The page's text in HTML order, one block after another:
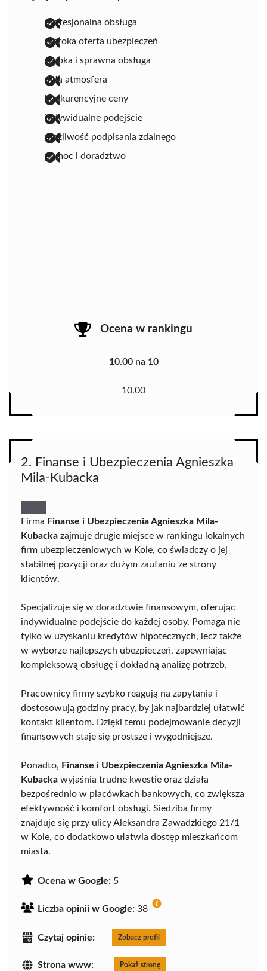
profesjonalna obsługa
szeroka oferta ubezpieczeń
szybka i sprawna obsługa
miła atmosfera
konkurencyjne ceny
indywidualne podejście
możliwość podpisania zdalnego
pomoc i doradztwo
Ocena w rankingu
10.00 na 10
10.00
2. Finanse i Ubezpieczenia Agnieszka
Mila-Kubacka
Firma Finanse i Ubezpieczenia Agnieszka Mila-
Kubacka zajmuje drugie miejsce w rankingu lokalnych
firm ubezpieczeniowych w Kole, co świadczy o jej
stabilnej pozycji oraz dużym zaufaniu ze strony
klientów.
Specjalizuje się w doradztwie finansowym, oferując
indywidualne podejście do każdej osoby. Pomaga nie
tylko w uzyskaniu kredytów hipotecznych, lecz także
w wyborze najlepszych ubezpieczeń, zapewniając
kompleksową obsługę i dokładną analizę potrzeb.
Pracownicy firmy szybko reagują na zapytania i
dostosowują godziny pracy, by jak najbardziej ułatwić
kontakt klientom. Dzięki temu podejmowanie decyzji
finansowych staje się prostsze i wygodniejsze.
Ponadto, Finanse i Ubezpieczenia Agnieszka Mila-
Kubacka wyjaśnia trudne kwestie oraz działa
bezpośrednio w placówkach bankowych, co zwiększa
efektywność i komfort obsługi. Siedziba firmy
znajduje się przy ulicy Aleksandra Zawadzkiego 21/1
w Kole, co dodatkowo ułatwia dostęp mieszkańcom
miasta.
Ocena w Google: 5
Liczba opinii w Google: 38
Czytaj opinie: Zobacz profil
Strona www: Pokaż stronę